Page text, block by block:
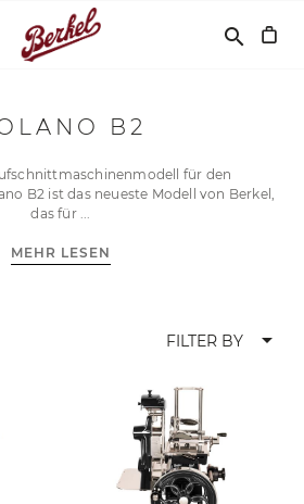
Suchen
search
B2
für den
B2 ist das neueste Modell von Berkel,
das für
MEHR LESEN
FILTER BY arrow_drop_down